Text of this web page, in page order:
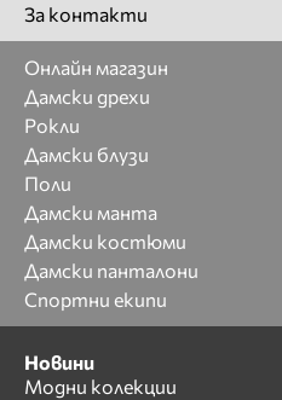
За контакти
Онлайн магазин
Дамски дрехи
Рокли
Дамски блузи
Поли
Дамски манта
Дамски костюми
Дамски панталони
Спортни екипи
Новини
Модни колекции